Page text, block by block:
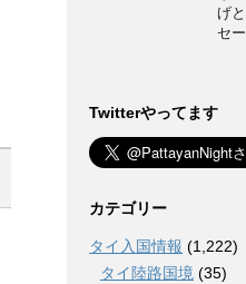
げ
セ
Twitterやってます
カテゴリー
タイ入国情報 (1,222)
タイ陸路国境 (35)